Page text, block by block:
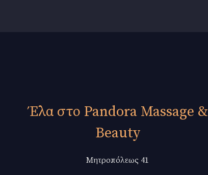
Έλα στο Pandora Massage &
Beauty
Μητροπόλεως 41